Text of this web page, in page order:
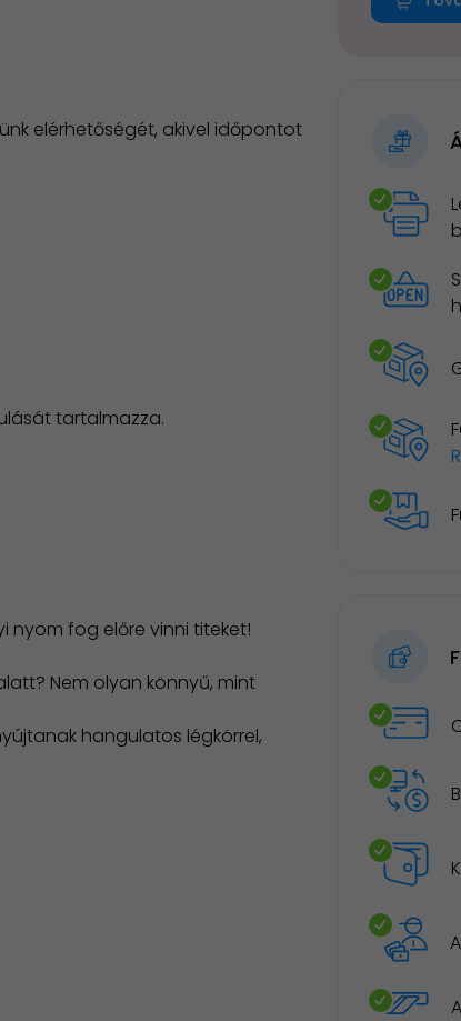
elérhetőségét, akivel időpontot
tartalmazza.
nyom fog előre vinni titeket!
Nem olyan könnyű, mint
hangulatos légkörrel,